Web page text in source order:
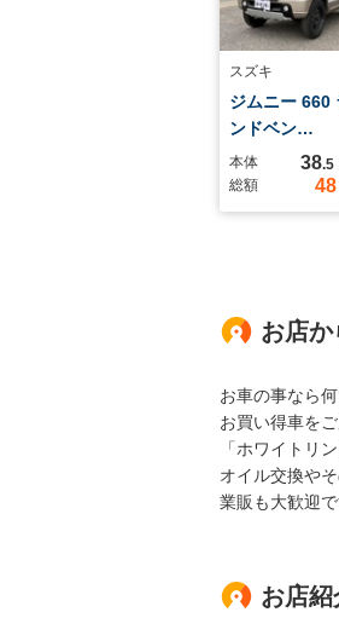
スズキ
ジムニー 660
ンドベン…
本体 38.5
総額
48
お店
お車の事なら
お買い得車を
「ホワイトリ
オイル交換や
業販も大歓迎で
お店紹